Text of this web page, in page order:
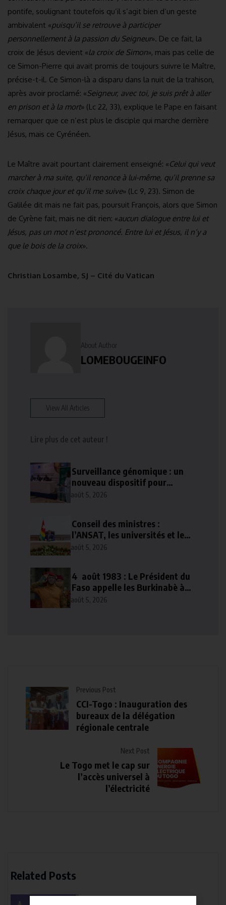
pontife, soulignant toutefois qu’il s’agit bien d’un geste
ambivalent «puisqu’il se retrouve à participer
personnellement à la passion du Seigneur». De ce fait, la
croix de Jésus devient «la croix de Simon», mais pas celle de
ce Simon-Pierre qui avait promis de toujours suivre le Maître,
précise-t-il. Ce Simon-là a disparu dans la nuit de la trahison,
après avoir proclamé: «Seigneur, avec toi, je suis prêt à aller
en prison et à la mort» (Lc 22, 33), explique le Pape en faisant
remarquer que ce n’est plus le disciple qui marche derrière
Jésus, mais ce Cyrénéen.
Le Maître avait pourtant clairement enseigné: «Celui qui veut
marcher à ma suite, qu’il renonce à lui-même, qu’il prenne sa
croix chaque jour et qu’il me suive» (Lc 9, 23). Simon de
Galilée dit mais ne fait pas, poursuit François, alors que Simon
de Cyrène fait, mais ne dit rien: «aucun dialogue entre lui et
Jésus, pas un mot n’est prononcé. Entre lui et Jésus, il n’y a
que le bois de la croix».
Christian Losambe, SJ – Cité du Vatican
About Author
LOMEBOUGEINFO
View All Articles
Lire plus de cet auteur !
Surveillance génomique : un
nouveau dispositif pour
renforcer la sécurité sanitaire
août 5, 2026
Conseil des ministres :
l’ANSAT, les universités et le
numérique au cœur des
août 5, 2026
4 août 1983 : Le Président du
Faso appelle les Burkinabè à
poursuivre l’idéal
août 5, 2026
Previous Post
CCI-Togo : Inauguration des
bureaux de la délégation
régionale centrale
Next Post
Le Togo met le cap sur
l’accès universel à
l’électricité
Related Posts